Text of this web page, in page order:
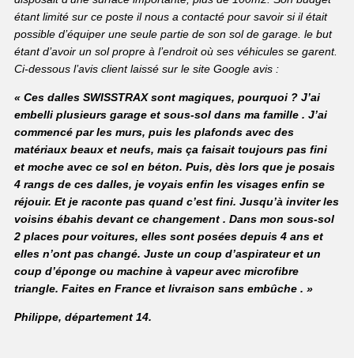
étant limité sur ce poste il nous a contacté pour savoir si il était
possible d’équiper une seule partie de son sol de garage. le but
étant d’avoir un sol propre à l’endroit où ses véhicules se garent.
Ci-dessous l’avis client laissé sur le site Google avis :
« Ces dalles SWISSTRAX sont magiques, pourquoi ? J’ai
embelli plusieurs garage et sous-sol dans ma famille . J’ai
commencé par les murs, puis les plafonds avec des
matériaux beaux et neufs, mais ça faisait toujours pas fini
et moche avec ce sol en béton. Puis, dès lors que je posais
4 rangs de ces dalles, je voyais enfin les visages enfin se
réjouir. Et je raconte pas quand c’est fini. Jusqu’à inviter les
voisins ébahis devant ce changement . Dans mon sous-sol
2 places pour voitures, elles sont posées depuis 4 ans et
elles n’ont pas changé. Juste un coup d’aspirateur et un
coup d’éponge ou machine à vapeur avec microfibre
triangle. Faites en France et livraison sans embûche . »
Philippe, département 14.